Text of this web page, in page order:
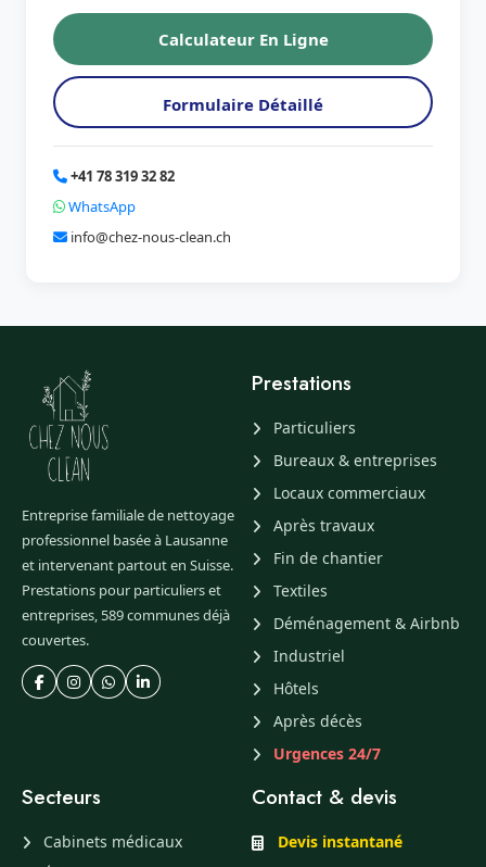
Calculateur En Ligne
Formulaire Détaillé
+41 78 319 32 82
WhatsApp
info@chez-nous-clean.ch
Entreprise familiale de nettoyage
professionnel basée à Lausanne
et intervenant partout en Suisse.
Prestations pour particuliers et
entreprises, 589 communes déjà
couvertes.
Prestations
Particuliers
Bureaux & entreprises
Locaux commerciaux
Après travaux
Fin de chantier
Textiles
Déménagement & Airbnb
Industriel
Hôtels
Après décès
Urgences 24/7
Secteurs
Cabinets médicaux
Contact & devis
Devis instantané